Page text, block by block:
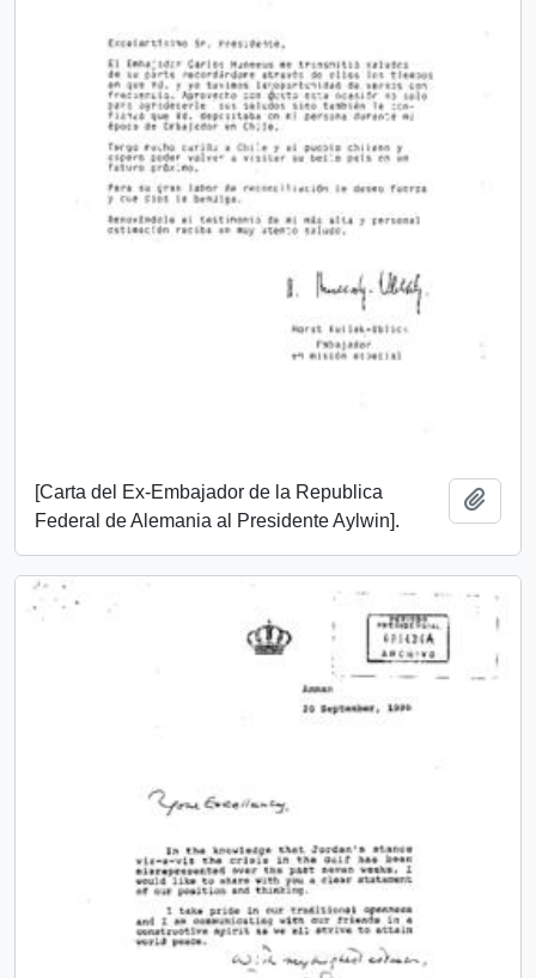
[Carta del Ex-Embajador de la Republica
Federal de Alemania al Presidente Aylwin].